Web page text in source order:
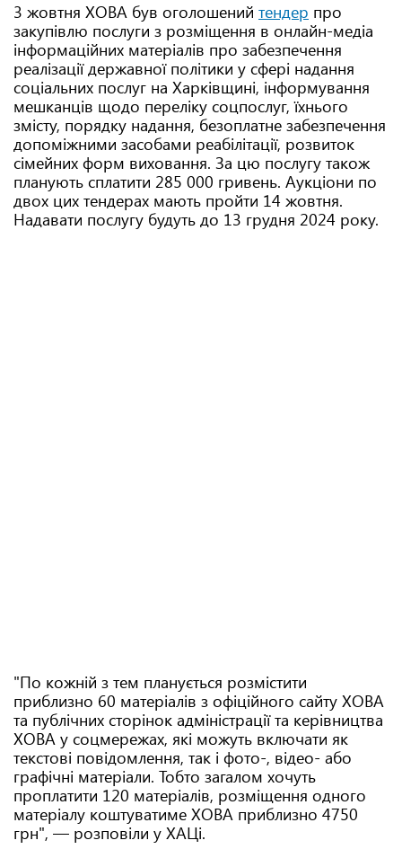
3 жовтня ХОВА був оголошений тендер про
закупівлю послуги з розміщення в онлайн-медіа
інформаційних матеріалів про забезпечення
реалізації державної політики у сфері надання
соціальних послуг на Харківщині, інформування
мешканців щодо переліку соцпослуг, їхнього
змісту, порядку надання, безоплатне забезпечення
допоміжними засобами реабілітації, розвиток
сімейних форм виховання. За цю послугу також
планують сплатити 285 000 гривень. Аукціони по
двох цих тендерах мають пройти 14 жовтня.
Надавати послугу будуть до 13 грудня 2024 року.
"По кожній з тем планується розмістити
приблизно 60 матеріалів з офіційного сайту ХОВА
та публічних сторінок адміністрації та керівництва
ХОВА у соцмережах, які можуть включати як
текстові повідомлення, так і фото-, відео- або
графічні матеріали. Тобто загалом хочуть
проплатити 120 матеріалів, розміщення одного
матеріалу коштуватиме ХОВА приблизно 4750
грн", — розповіли у ХАЦі.